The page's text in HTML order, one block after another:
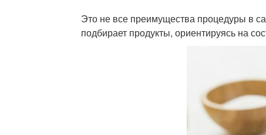
Это не все преимущества процедуры в
подбирает продукты, ориентируясь на